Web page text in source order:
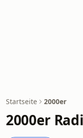
Startseite 2000er
2000er